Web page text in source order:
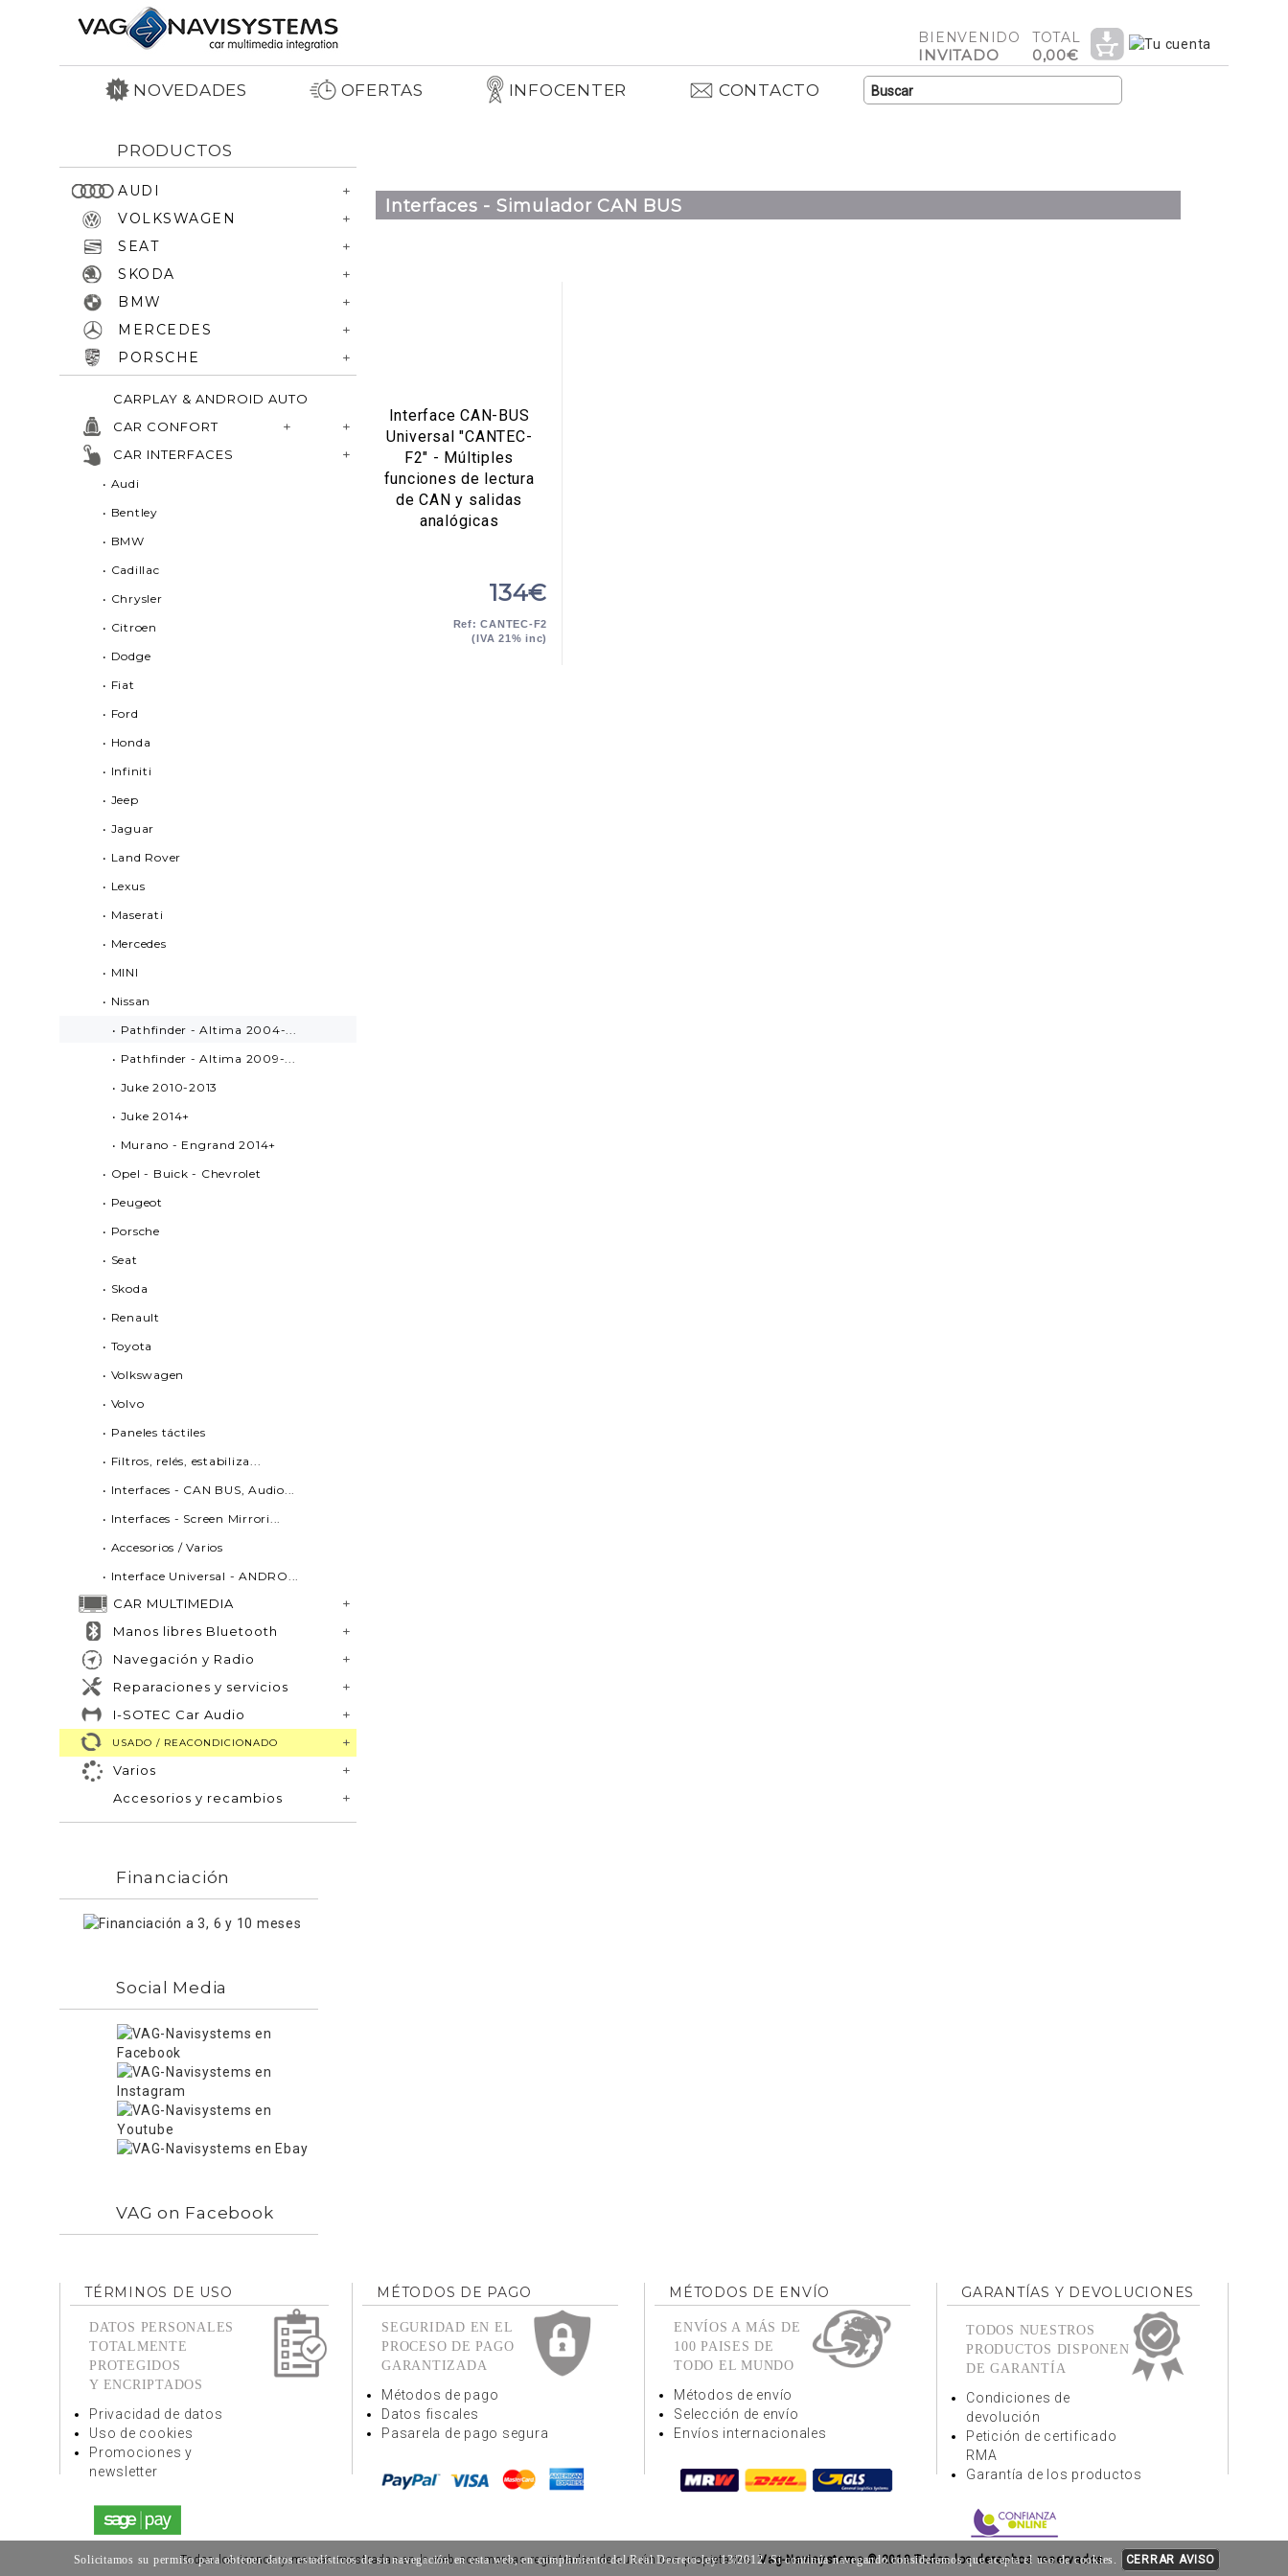
TOTAL
0,00€
BIENVENIDO
INVITADO
NOVEDADES OFERTAS INFOCENTER CONTACTO
PRODUCTOS
AUDI
VOLKSWAGEN
SEAT
SKODA
BMW
MERCEDES
PORSCHE
CARPLAY & ANDROID AUTO
CAR CONFORT
CAR INTERFACES
• Audi
• Bentley
• BMW
• Cadillac
• Chrysler
• Citroen
• Dodge
• Fiat
• Ford
• Honda
• Infiniti
• Jeep
• Jaguar
• Land Rover
• Lexus
• Maserati
• Mercedes
• MINI
• Nissan
• Pathfinder - Altima 2004-...
• Pathfinder - Altima 2009-...
• Juke 2010-2013
• Juke 2014+
• Murano - Engrand 2014+
• Opel - Buick - Chevrolet
• Peugeot
• Porsche
• Seat
• Skoda
• Renault
• Toyota
• Volkswagen
• Volvo
• Paneles táctiles
• Filtros, relés, estabiliza...
• Interfaces - CAN BUS, Audio...
• Interfaces - Screen Mirrori...
• Accesorios / Varios
• Interface Universal - ANDRO...
CAR MULTIMEDIA
Manos libres Bluetooth
Navegación y Radio
Reparaciones y servicios
I-SOTEC Car Audio
USADO / REACONDICIONADO
Varios
Accesorios y recambios
Financiación
Social Media
VAG on Facebook
Interfaces - Simulador CAN BUS
Interface CAN-BUS
Universal "CANTEC-
F2" - Múltiples
funciones de lectura
de CAN y salidas
analógicas
134€
Ref: CANTEC-F2
(IVA 21% inc)
TÉRMINOS DE USO
DATOS PERSONALES
TOTALMENTE
PROTEGIDOS
Y ENCRIPTADOS
Privacidad de datos
Uso de cookies
Promociones y
newsletter
MÉTODOS DE PAGO
SEGURIDAD EN EL
PROCESO DE PAGO
GARANTIZADA
Métodos de pago
Datos fiscales
Pasarela de pago segura
MÉTODOS DE ENVÍO
ENVÍOS A MÁS DE
100 PAISES DE
TODO EL MUNDO
Métodos de envío
Selección de envío
Envíos internacionales
GARANTÍAS Y DEVOLUCIONES
TODOS NUESTROS
PRODUCTOS DISPONEN
DE GARANTÍA
Condiciones de
devolución
Petición de certificado
RMA
Garantía de los productos
Todos los iconos y marcas mostradas en la web son marcas registradas de sus únicos propietarios.Vag-Navisystems © 2018 Todos los derechos reservados.
Solicitamos su permiso para obtener datos estadísticos de su navegación en esta web, en cumplimiento del Real Decreto-ley 13/2012. Si continúa navegando consideramos que acepta el uso de cookies. CERRAR AVISO